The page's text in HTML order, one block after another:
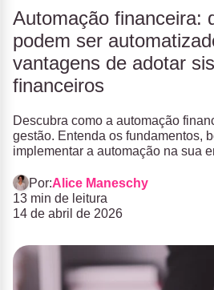
Automação financeira:
podem ser
vantagens de adotar
financeiros
Descubra como a automação
gestão. Entenda os fundamentos,
implementar a automação na sua
Por:Alice Maneschy
13 min de leitura
14 de abril de 2026